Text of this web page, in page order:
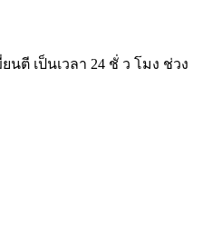
นตี เป็นเวลา 24 ชั่ ว โมง ช่วง